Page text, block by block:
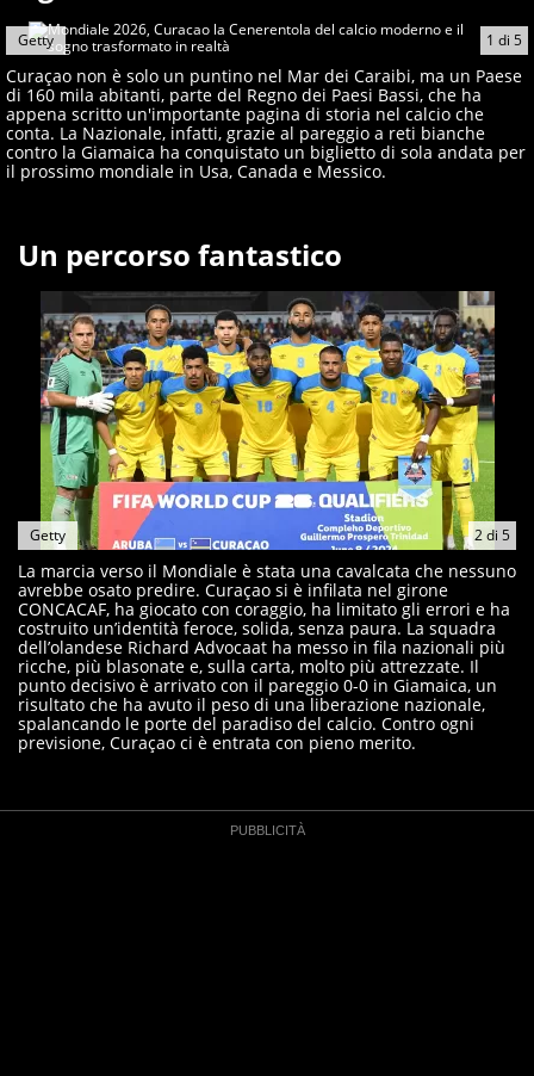
1 di 5
Getty
Curaçao non è solo un puntino nel Mar dei Caraibi, ma un Paese
di 160 mila abitanti, parte del Regno dei Paesi Bassi, che ha
appena scritto un'importante pagina di storia nel calcio che
conta. La Nazionale, infatti, grazie al pareggio a reti bianche
contro la Giamaica ha conquistato un biglietto di sola andata per
il prossimo mondiale in Usa, Canada e Messico.
Un percorso fantastico
2di 5
Getty
La marcia verso il Mondiale è stata una cavalcata che nessuno
avrebbe osato predire. Curaçao si è infilata nel girone
CONCACAF, ha giocato con coraggio, ha limitato gli errori e ha
costruito un’identità feroce, solida, senza paura. La squadra
dell’olandese Richard Advocaat ha messo in fila nazionali più
ricche, più blasonate e, sulla carta, molto più attrezzate. Il
punto decisivo è arrivato con il pareggio 0-0 in Giamaica, un
risultato che ha avuto il peso di una liberazione nazionale,
spalancando le porte del paradiso del calcio. Contro ogni
previsione, Curaçao ci è entrata con pieno merito.